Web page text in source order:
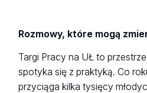
Rozmowy, które mogą
Targi Pracy na UŁ to
spotyka się z praktyką. Co
przyciąga kilka tysięcy